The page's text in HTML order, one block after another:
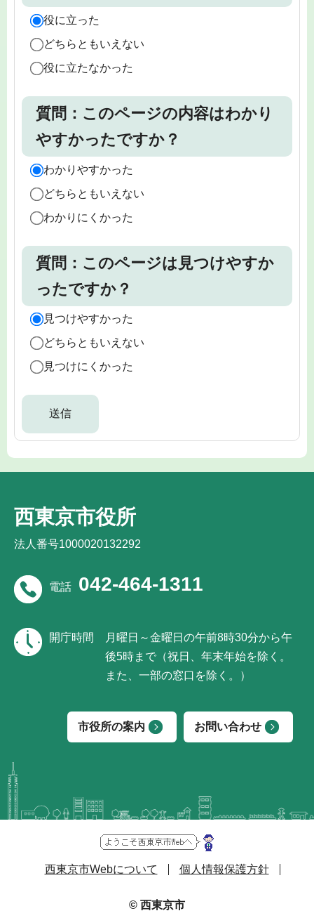
役に立った
どちらともいえない
役に立たなかった
質問：このページの内容はわかり
やすかったですか？
わかりやすかった
どちらともいえない
わかりにくかった
質問：このページは見つけやすか
ったですか？
見つけやすかった
どちらともいえない
見つけにくかった
西東京市役所
法人番号1000020132292
電話 042-464-1311
開庁時間
月曜日～金曜日の午前8時30分から午
後5時まで（祝日、年末年始を除く。
また、一部の窓口を除く。）
市役所の案内 お問い合わせ
西東京市Webについて 個人情報保護方針
© 西東京市